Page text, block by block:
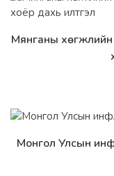
Дэлгэрэнгүй
Мянганы
Монгол Улсын